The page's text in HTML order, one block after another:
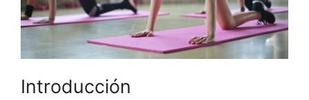
Introducción